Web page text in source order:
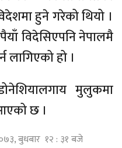
हुने गरेको थियो ।
विदेसिएपनि नेपालमै
लागिएको हो ।
मुलुकमा
छ ।
बुधबार १२ : ३१ बजे